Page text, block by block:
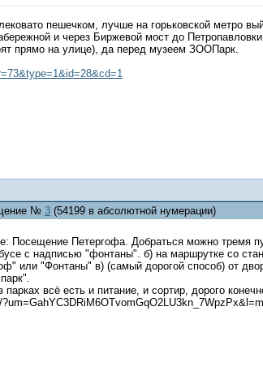
пешечком, лучше на горьковской метро
и через Биржевой мост до
прямо на улице), да перед музеем ЗООПарк.
№ 3 (54199 в абсолютной нумерации)
Посещение Петергофа. Добраться можно тремя
с надписью "фонтаны". б) на маршрутке со
или "Фонтаны" в) (самый дорогой способ) от
всё есть и питание, и сортир, дорого